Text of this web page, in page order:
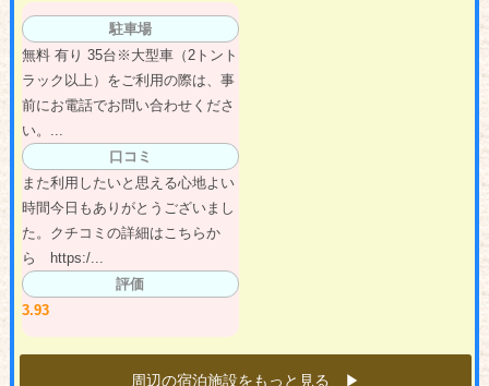
駐車場
無料 有り 35台※大型車（2トント
ラック以上）をご利用の際は、事
前にお電話でお問い合わせくださ
い。...
口コミ
また利用したいと思える心地よい
時間今日もありがとうございまし
た。クチコミの詳細はこちらか
ら https:/...
評価
3.93
周辺の宿泊施設をもっと見る ▶︎